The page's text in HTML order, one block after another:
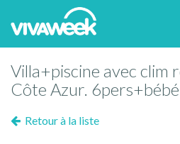
Villa+piscine avec clim
Côte Azur. 6pers+bébé
Retour à la liste